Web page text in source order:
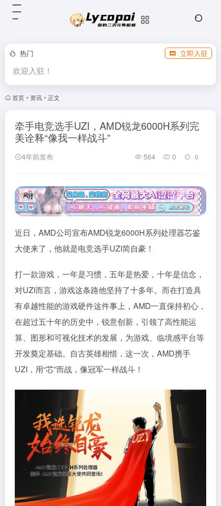
热门 立即入驻
欢迎入驻！
首页 • 资讯 • 正文
牵手电竞选手UZI，AMD锐龙6000H系列完
美诠释“像我一样战斗”
4年前发布 564 0 0
近日，AMD公司宣布AMD锐龙6000H系列处理器芯鉴
大使来了，他就是电竞选手UZI简自豪！
打一款游戏，一年是习惯，五年是热爱，十年是信念，
对UZI而言，游戏这条路他坚持了十多年。而在打造具
有卓越性能的游戏硬件这件事上，AMD一直保持初心，
在超过五十年的历史中，锐意创新，引领了高性能运
算、图形和可视化技术的发展，为游戏、临境感平台等
开发奠定基础。自古英雄相惜，这一次，AMD携手
UZI，用“芯”而战，像冠军一样战斗！